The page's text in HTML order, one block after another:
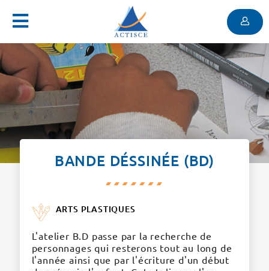
Menu
BANDE DÉSSINÉE (BD)
ARTS PLASTIQUES
L'atelier B.D passe par la recherche de
personnages qui resterons tout au long de
l'année ainsi que par l'écriture d'un début